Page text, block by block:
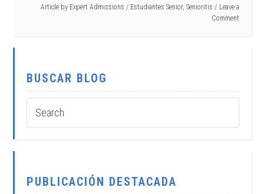
Article by Expert Admissions / Estudiantes Senior, Senioritis
Leave a
Comment
BUSCAR BLOG
PUBLICACIÓN DESTACADA